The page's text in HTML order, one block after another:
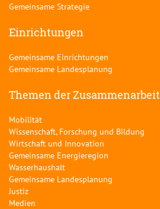
Gemeinsame Strategie
Einrichtungen
Gemeinsame Einrichtungen
Gemeinsame Landesplanung
Themen der Zusammenarbeit
Mobilität
Wissenschaft, Forschung und Bildung
Wirtschaft und Innovation
Gemeinsame Energieregion
Wasserhaushalt
Gemeinsame Landesplanung
Justiz
Medien